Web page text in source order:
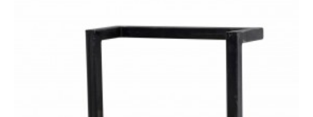
REGAŁ SEAFORD -
CM DZIKI DĄB